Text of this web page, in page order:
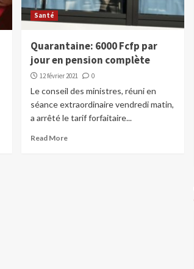
Santé
Quarantaine: 6000 Fcfp par
jour en pension complète
12 février 2021 0
Le conseil des ministres, réuni en
séance extraordinaire vendredi matin,
a arrêté le tarif forfaitaire...
Read More